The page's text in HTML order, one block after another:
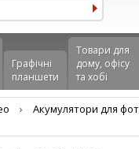
Графічні
планшети
Товари для
дому, офісу
та хобі
› Акумулятори для